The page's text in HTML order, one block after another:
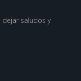
saludos y